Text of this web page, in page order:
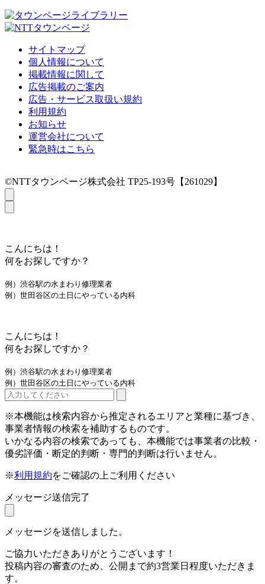
サイトマップ
個人情報について
掲載情報に関して
広告掲載のご案内
広告・サービス取扱い規約
利用規約
お知らせ
運営会社について
緊急時はこちら
©NTTタウンページ株式会社 TP25-193号【261029】
こんにちは！
何をお探しですか？
例）渋谷駅の水まわり修理業者
例）世田谷区の土日にやっている内科
こんにちは！
何をお探しですか？
例）渋谷駅の水まわり修理業者
例）世田谷区の土日にやっている内科
※本機能は検索内容から推定されるエリアと業種に基づき、
事業者情報の検索を補助するものです。
いかなる内容の検索であっても、本機能では事業者の比較・
優劣評価・断定的判断・専門的判断は行いません。
※利用規約をご確認の上ご利用ください
メッセージ送信完了
メッセージを送信しました。
ご協力いただきありがとうございます！
投稿内容の審査のため、公開まで約3営業日程度いただきま
す。